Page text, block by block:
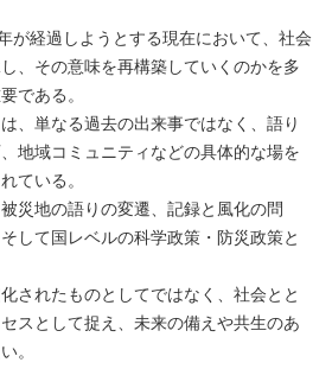
が経過しようとする現在において、社会
、その意味を再構築していくのかを多
である。
、単なる過去の出来事ではなく、語り
地域コミュニティなどの具体的な場を
ている。
災地の語りの変遷、記録と風化の問
して国レベルの科学政策・防災政策と
されたものとしてではなく、社会とと
スとして捉え、未来の備えや共生のあ
。